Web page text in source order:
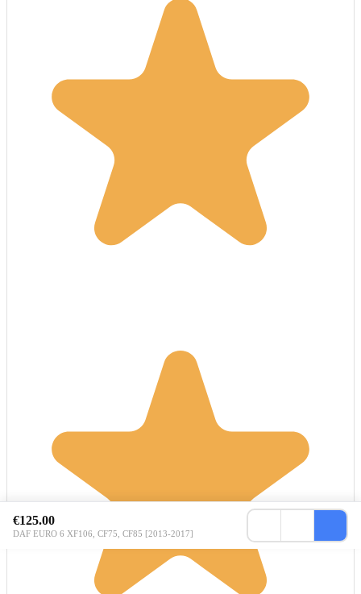
€125.00
DAF EURO 6 XF106, CF75, CF85 [2013-2017]